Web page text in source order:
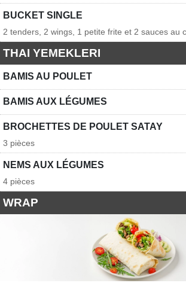
BUCKET SINGLE
2 tenders, 2 wings, 1 petite frite et 2 sauces au
THAI YEMEKLERI
BAMIS AU POULET
BAMIS AUX LÉGUMES
BROCHETTES DE POULET SATAY
3 pièces
NEMS AUX LÉGUMES
4 pièces
WRAP